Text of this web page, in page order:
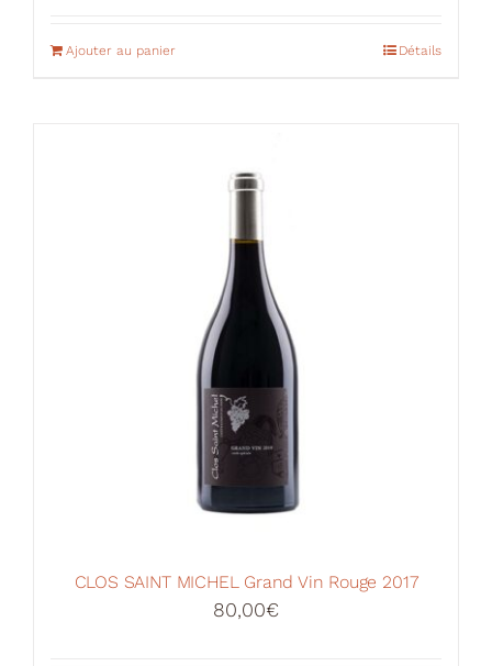
Ajouter au panier Détails
CLOS SAINT MICHEL Grand Vin Rouge 2017
80,00€